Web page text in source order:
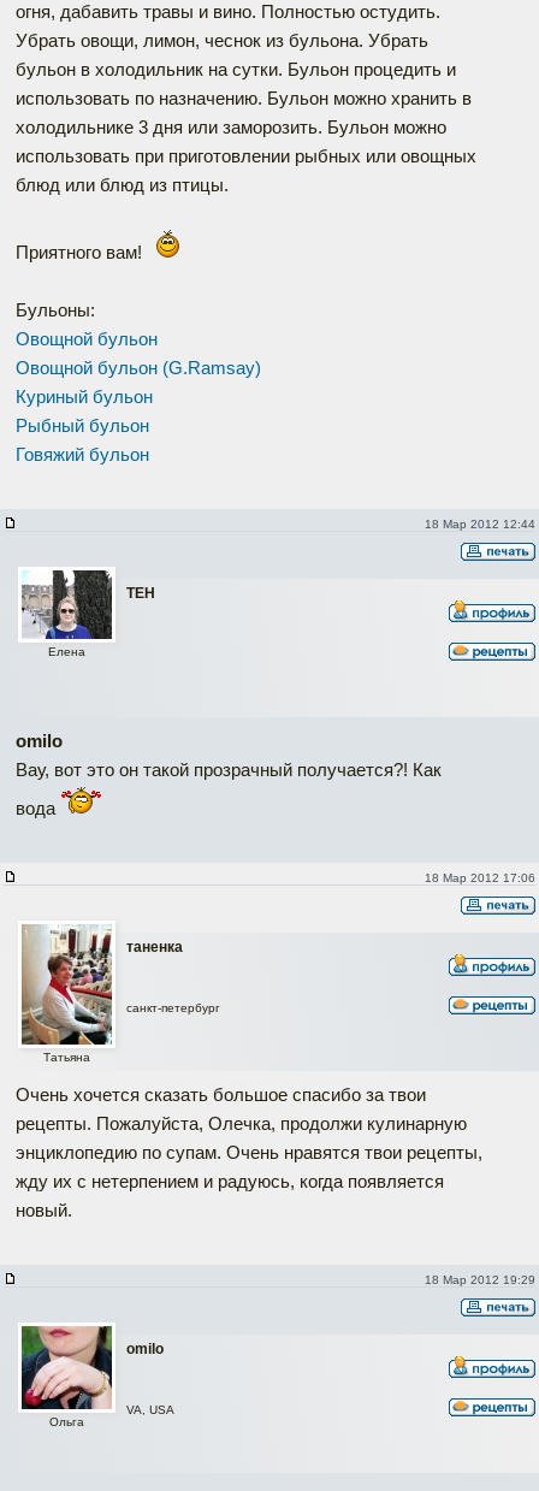
огня, дабавить травы и вино. Полностью остудить.
Убрать овощи, лимон, чеснок из бульона. Убрать
бульон в холодильник на сутки. Бульон процедить и
использовать по назначению. Бульон можно хранить в
холодильнике 3 дня или заморозить. Бульон можно
использовать при приготовлении рыбных или овощных
блюд или блюд из птицы.
Приятного вам!
Бульоны:
Овощной бульон
Овощной бульон (G.Ramsay)
Куриный бульон
Рыбный бульон
Говяжий бульон
18 Мар 2012 12:44
ТЕН
Елена
omilo
Вау, вот это он такой прозрачный получается?! Как
вода
18 Мар 2012 17:06
таненка
Татьяна
санкт-петербург
Очень хочется сказать большое спасибо за твои
рецепты. Пожалуйста, Олечка, продолжи кулинарную
энциклопедию по супам. Очень нравятся твои рецепты,
жду их с нетерпением и радуюсь, когда появляется
новый.
18 Мар 2012 19:29
omilo
Ольга
VA, USA